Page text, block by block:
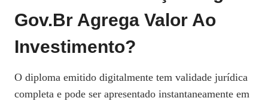
Gov.br Agrega Valor Ao
Investimento?
O diploma emitido digitalmente tem validade jurídica
completa e pode ser apresentado instantaneamente em